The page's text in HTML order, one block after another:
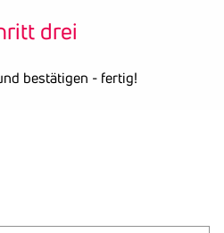
drei
bestätigen - fertig!